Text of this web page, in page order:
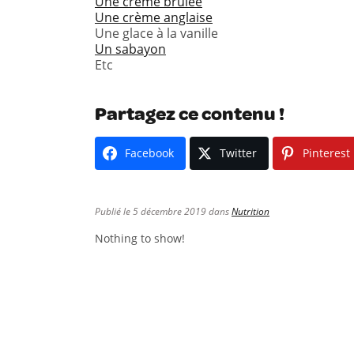
Une crème anglaise
Une glace à la vanille
Un sabayon
Etc
Partagez ce contenu !
Facebook Twitter Pinterest
Publié le 5 décembre 2019 dansNutrition
Nothing to show!